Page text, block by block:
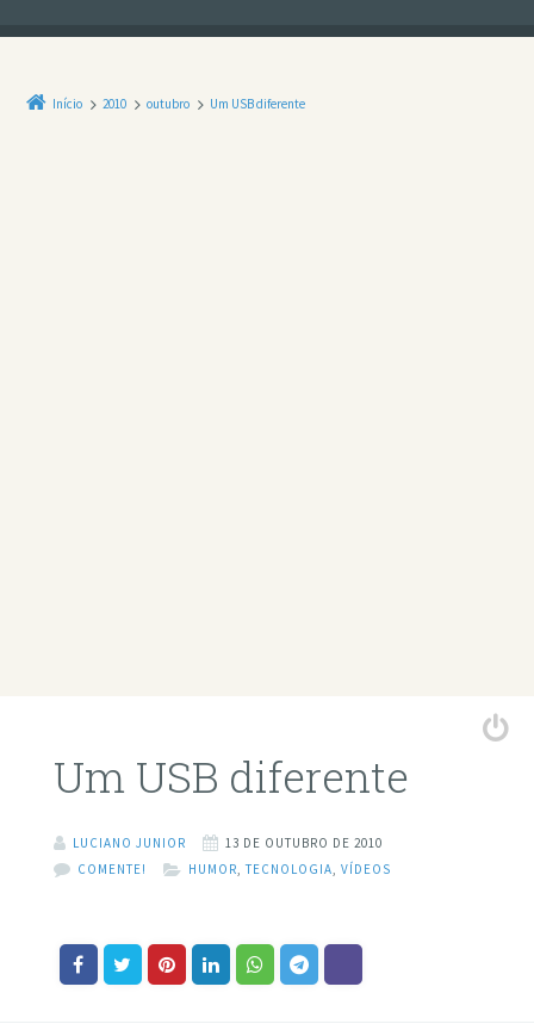
Início 2010 outubro Um USB diferente
Um USB diferente
LUCIANO JUNIOR
13 DE OUTUBRO DE 2010
COMENTE!
HUMOR ,TECNOLOGIA VÍDEOS